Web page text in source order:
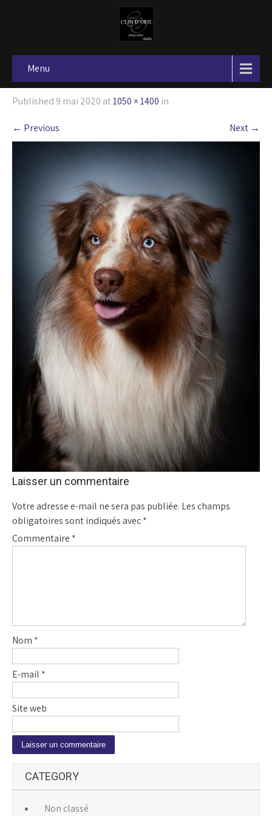
Menu
Published 9 mai 2020 at1050 × 1400 in
← Previous Next →
Laisser un commentaire
Votre adresse e-mail ne sera pas publiée. Les champs
obligatoires sont indiqués avec*
Commentaire *
Nom *
E-mail *
Site web
t
CATEGORY
Non classé